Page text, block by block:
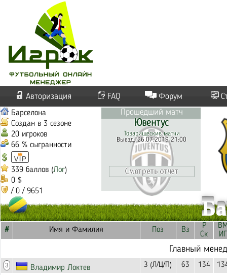
Авторизация FAQ Форум
Барселона
Создан в 3 сезоне
20 игроков
66 % сыгранности
339 баллов (Лог)
0 $
/ 0 / 9651
Прошедший матч
Ювентус
Товарищеские матчи
Выезд. 26.07.2019 21:00
# Имя и Фамилия Поз Вз
Р
Ск
ИГ
Главный
3 Владимир Локтев З (Л/Ц/П) 63 134